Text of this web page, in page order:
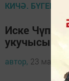
КИЧӘ. БҮГЕН.
Иске
укучысы –
автор, 23 май